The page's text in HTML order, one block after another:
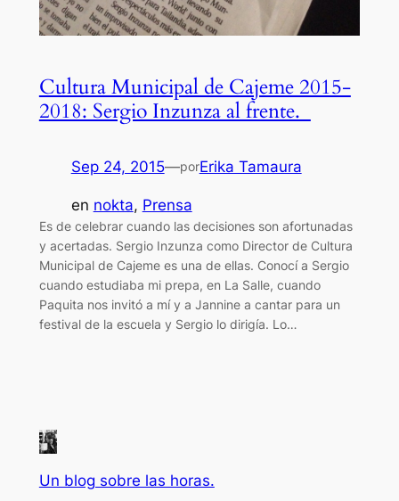
Cultura Municipal de Cajeme 2015-
2018: Sergio Inzunza al frente.
Sep 24, 2015—porErika Tamaura
en nokta, Prensa
Es de celebrar cuando las decisiones son afortunadas
y acertadas. Sergio Inzunza como Director de Cultura
Municipal de Cajeme es una de ellas. Conocí a Sergio
cuando estudiaba mi prepa, en La Salle, cuando
Paquita nos invitó a mí y a Jannine a cantar para un
festival de la escuela y Sergio lo dirigía. Lo…
Un blog sobre las horas.